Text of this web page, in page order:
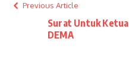
Previous Article
Surat Untuk Ketua
DEMA